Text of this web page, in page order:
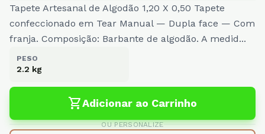
Tapete Artesanal de Algodão 1,20 X 0,50 Tapete
confeccionado em Tear Manual — Dupla face — Com
franja. Composição: Barbante de algodão. A medid...
PESO
2.2 kg
shopping_cartAdicionar ao Carrinho
OU PERSONALIZE